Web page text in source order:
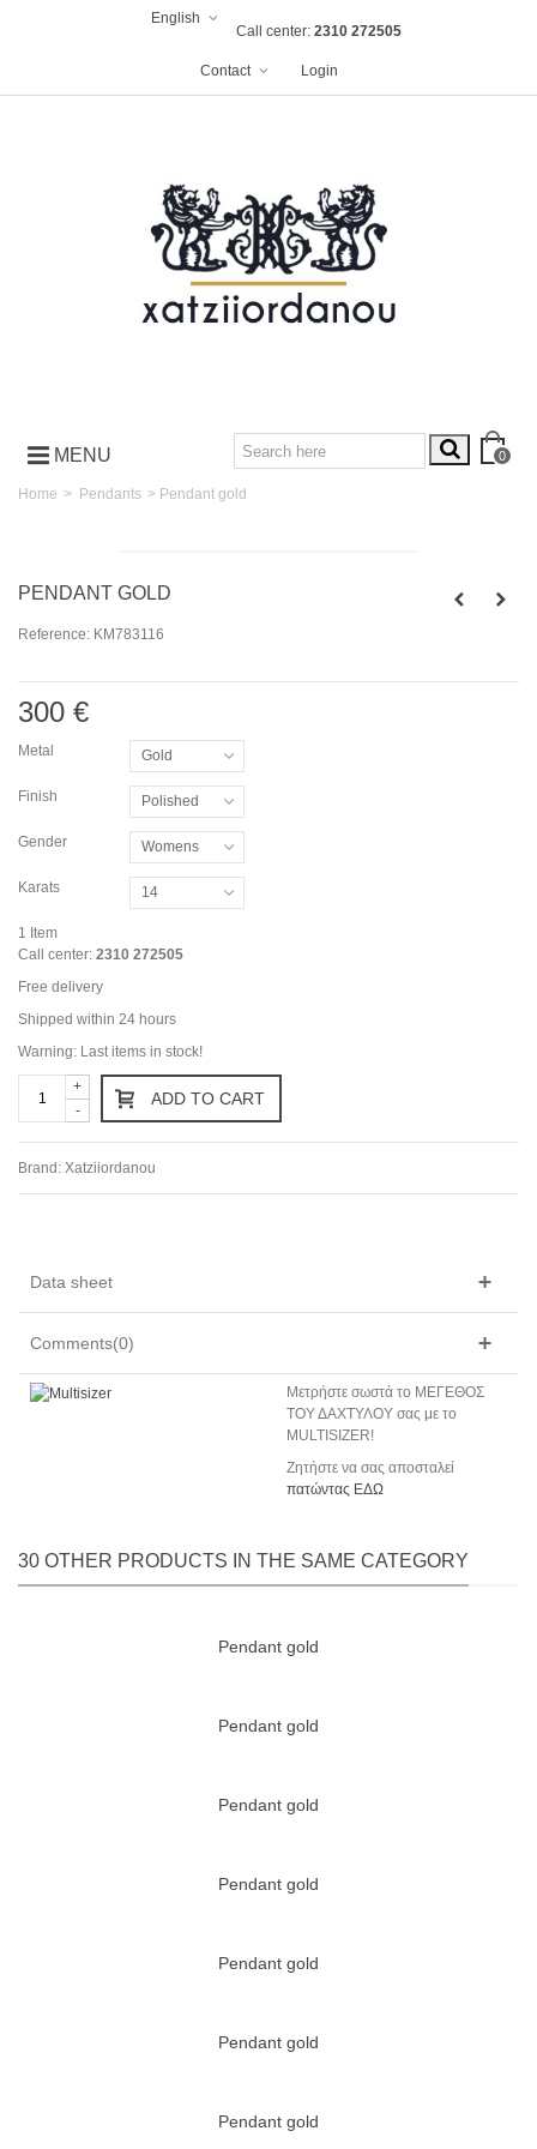
English
Call center: 2310 272505
Contact Login
MENU 0
Home > Pendants > Pendant gold
PENDANT GOLD
Reference: KM783116
300 €
Metal Gold
Finish Polished
Gender Womens
Karats 14
1 Item
Call center: 2310 272505
Free delivery
Shipped within 24 hours
Warning: Last items in stock!
-
+
ADD TO CART
Brand: Xatziiordanou
Data sheet
Comments(0)
Mετρήστε σωστά το ΜΕΓΕΘΟΣ
ΤΟΥ ΔΑΧΤΥΛΟΥ σας με το
MULTISIZER!
Ζητήστε να σας αποσταλεί
πατώντας ΕΔΩ
30 OTHER PRODUCTS IN THE SAME CATEGORY
Pendant gold
Pendant gold
Pendant gold
Pendant gold
Pendant gold
Pendant gold
Pendant gold